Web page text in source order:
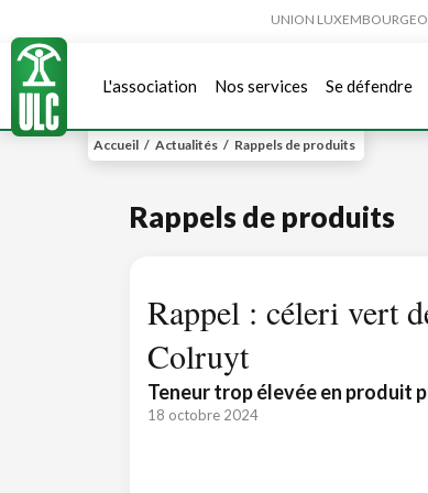
UNION
L'association Nos services Se défendre
Accueil / Actualités / Rappels de produits
Rappels de produits
Rappel : céleri vert
Colruyt
Teneur trop élevée en produit
18 octobre 2024